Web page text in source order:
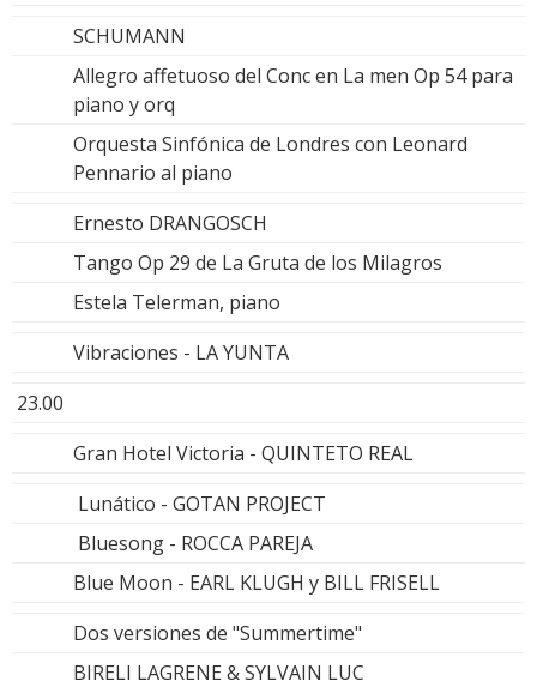
SCHUMANN
Allegro affetuoso del Conc en La men Op 54 para
piano y orq
Orquesta Sinfónica de Londres con Leonard
Pennario al piano
Ernesto DRANGOSCH
Tango Op 29 de La Gruta de los Milagros
Estela Telerman, piano
Vibraciones - LA YUNTA
23.00
Gran Hotel Victoria - QUINTETO REAL
Lunático - GOTAN PROJECT
Bluesong - ROCCA PAREJA
Blue Moon - EARL KLUGH y BILL FRISELL
Dos versiones de "Summertime"
BIRELI LAGRENE & SYLVAIN LUC